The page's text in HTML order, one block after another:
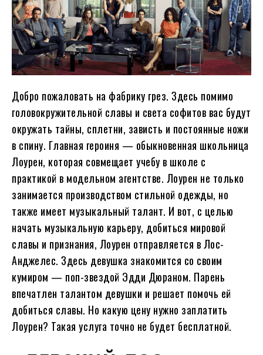
Добро пожаловать на фабрику грез. Здесь помимо
головокружительной славы и света софитов вас будут
окружать тайны, сплетни, зависть и постоянные ножи
в спину. Главная героиня — обыкновенная школьница
Лоурен, которая совмещает учебу в школе с
практикой в модельном агентстве. Лоурен не только
занимается производством стильной одежды, но
также имеет музыкальный талант. И вот, с целью
начать музыкальную карьеру, добиться мировой
славы и признания, Лоурен отправляется в Лос-
Анджелес. Здесь девушка знакомится со своим
кумиром — поп-звездой Эдди Дюраном. Парень
впечатлен талантом девушки и решает помочь ей
добиться славы. Но какую цену нужно заплатить
Лоурен? Такая услуга точно не будет бесплатной.